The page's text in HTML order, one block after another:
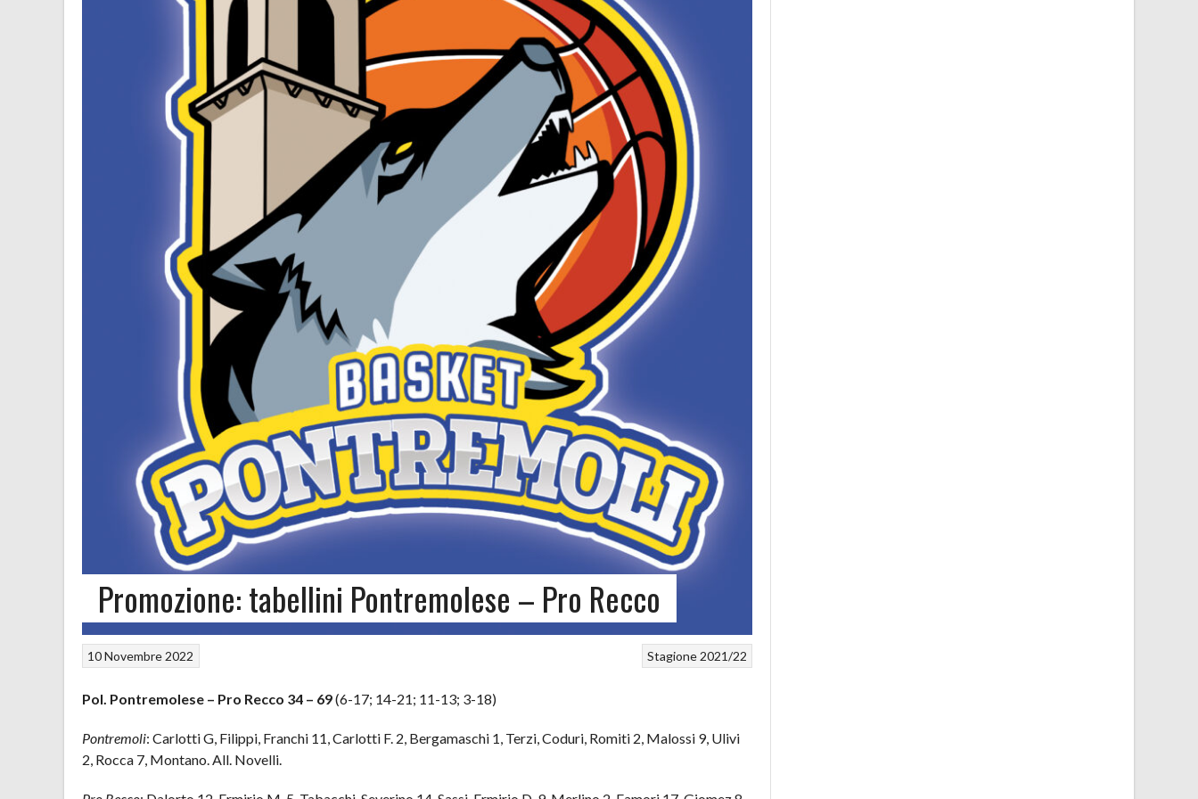
Promozione: tabellini Pontremolese – Pro Recco
Stagione 2021/22
10 Novembre 2022
Pol. Pontremolese – Pro Recco 34 – 69(6-17; 14-21; 11-13; 3-18)
Pontremoli: Carlotti G, Filippi, Franchi 11, Carlotti F. 2, Bergamaschi 1, Terzi, Coduri, Romiti 2, Malossi 9, Ulivi
2, Rocca 7, Montano. All. Novelli.